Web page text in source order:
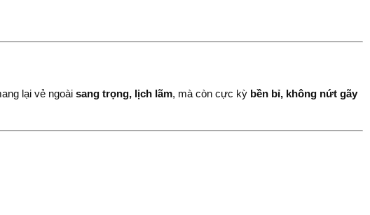
lại vẻ ngoài sang trọng, lịch lãm, mà còn cực kỳ bền bỉ, không nứt gãy